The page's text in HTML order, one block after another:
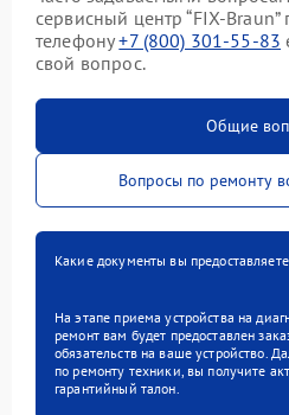
сервисный центр “FIX-
телефону+7 (800) 301-55-83
свой вопрос.
Общие
Вопросы по ремонту
Какие документы вы
На этапе приема устройства на
ремонт вам будет предоставлен
обязательств на ваше устройство.
по ремонту техники, вы получите
гарантийный талон.